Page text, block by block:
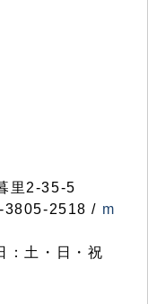
里2-35-5
3805-2518 / m
：土・日・祝